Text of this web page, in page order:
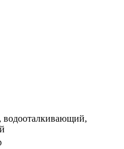
водооталкивающий,